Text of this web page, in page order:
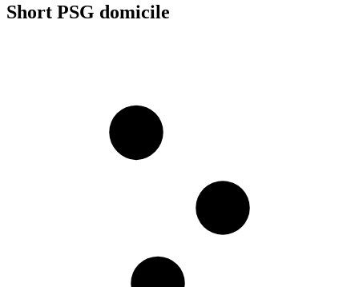
Short PSG domicile